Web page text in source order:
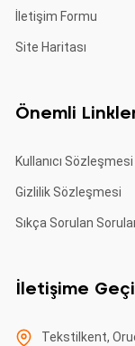
İletişim Formu
Site Haritası
Önemli
Kullanıcı Sözleşmesi
Gizlilik Sözleşmesi
Sıkça Sorulan
İletişime
Tekstilkent,